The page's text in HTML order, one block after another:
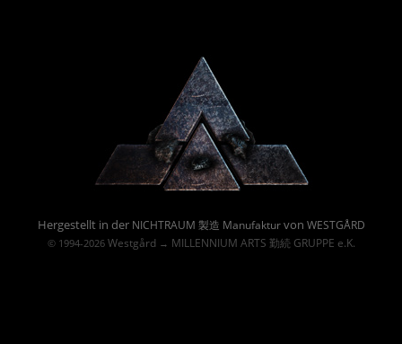
Hergestellt in der NICHTRAUM 製造 Manufakturvon WESTGÅRD
© 1994-2026 Westgård→ MILLENNIUM ARTS 勤続 GRUPPE e.K.
Powered By :